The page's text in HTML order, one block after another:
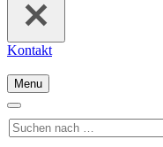
Kontakt
Menu
Navigationsmenü
Navigationsmenü
Suchen
nach …